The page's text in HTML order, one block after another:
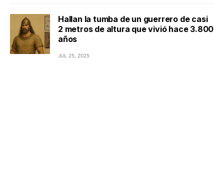
Hallan la tumba de un guerrero de casi
2 metros de altura que vivió hace 3.800
años
JUL 25, 2025